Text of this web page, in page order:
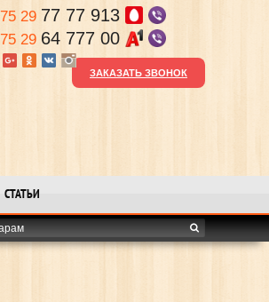
29 77 77 913
29 64 777 00
ЗАКАЗАТЬ ЗВОНОК
СТАТЬИ